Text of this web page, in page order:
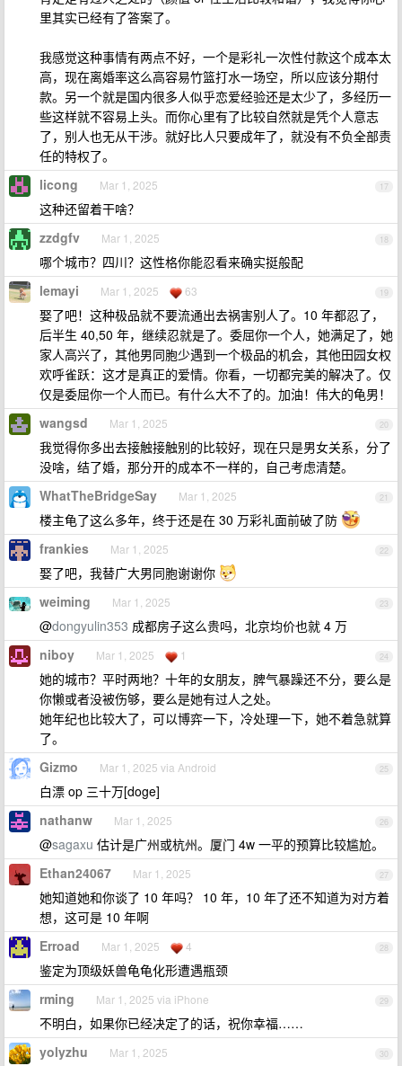
里其实已经有了答案了。
我感觉这种事情有两点不好，一个是彩礼一次性付款这个成本太
高，现在离婚率这么高容易竹篮打水一场空，所以应该分期付
款。另一个就是国内很多人似乎恋爱经验还是太少了，多经历一
些这样就不容易上头。而你心里有了比较自然就是凭个人意志
了，别人也无从干涉。就好比人只要成年了，就没有不负全部责
任的特权了。
17
licong Mar 1, 2025
这种还留着干啥？
18
zzdgfv Mar 1, 2025
哪个城市？四川？这性格你能忍看来确实挺般配
19
lemayi Mar 1, 2025 63
娶了吧！这种极品就不要流通出去祸害别人了。10 年都忍了，
后半生 40,50 年，继续忍就是了。委屈你一个人，她满足了，她
家人高兴了，其他男同胞少遇到一个极品的机会，其他田园女权
欢呼雀跃：这才是真正的爱情。你看，一切都完美的解决了。仅
仅是委屈你一个人而已。有什么大不了的。加油！伟大的龟男！
20
wangsd Mar 1, 2025
我觉得你多出去接触接触别的比较好，现在只是男女关系，分了
没啥，结了婚，那分开的成本不一样的，自己考虑清楚。
21
WhatTheBridgeSay Mar 1, 2025
楼主龟了这么多年，终于还是在 30 万彩礼面前破了防
22
frankies Mar 1, 2025
娶了吧，我替广大男同胞谢谢你
23
weiming Mar 1, 2025
@dongyulin353 成都房子这么贵吗，北京均价也就 4 万
24
niboy Mar 1, 2025 1
她的城市？平时两地？十年的女朋友，脾气暴躁还不分，要么是
你懒或者没被伤够，要么是她有过人之处。
她年纪也比较大了，可以博弈一下，冷处理一下，她不着急就算
了。
25
Gizmo Mar 1, 2025 via Android
白漂 op 三十万[doge]
26
nathanw Mar 1, 2025
@sagaxu 估计是广州或杭州。厦门 4w 一平的预算比较尴尬。
27
Ethan24067 Mar 1, 2025
她知道她和你谈了 10 年吗？ 10 年，10 年了还不知道为对方着
想，这可是 10 年啊
28
Erroad Mar 1, 2025 4
鉴定为顶级妖兽龟龟化形遭遇瓶颈
29
rming Mar 1, 2025 via iPhone
不明白，如果你已经决定了的话，祝你幸福……
30
yolyzhu Mar 1, 2025